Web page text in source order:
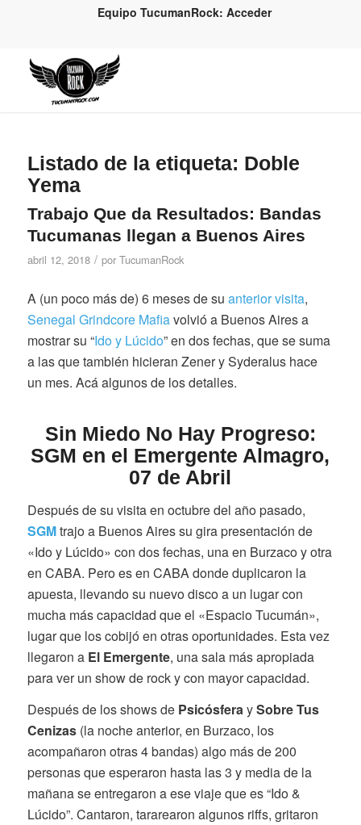
Equipo TucumanRock: Acceder
Listado de la etiqueta: Doble
Yema
Trabajo Que da Resultados: Bandas
Tucumanas llegan a Buenos Aires
abril 12, 2018 / por TucumanRock
A (un poco más de) 6 meses de su anterior visita,
Senegal Grindcore Mafiavolvió a Buenos Aires a
mostrar su “Ido y Lúcido” en dos fechas, que se suma
a las que también hicieran Zener y Syderalus hace
un mes. Acá algunos de los detalles.
Sin Miedo No Hay Progreso:
SGM en el Emergente Almagro,
07 de Abril
Después de su visita en octubre del año pasado,
SGMtrajo a Buenos Aires su gira presentación de
«Ido y Lúcido» con dos fechas, una en Burzaco y otra
en CABA. Pero es en CABA donde duplicaron la
apuesta, llevando su nuevo disco a un lugar con
mucha más capacidad que el «Espacio Tucumán»,
lugar que los cobijó en otras oportunidades. Esta vez
llegaron a El Emergente, una sala más apropiada
para ver un show de rock y con mayor capacidad.
Después de los shows de PsicósferaySobre Tus
Cenizas(la noche anterior, en Burzaco, los
acompañaron otras 4 bandas) algo más de 200
personas que esperaron hasta las 3 y media de la
mañana se entregaron a ese viaje que es “Ido &
Lúcido”. Cantaron, tararearon algunos riffs, gritaron